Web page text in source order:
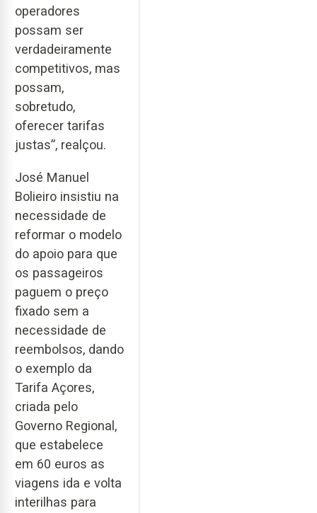
operadores
possam ser
verdadeiramente
competitivos, mas
possam,
sobretudo,
oferecer tarifas
justas”, realçou.
José Manuel
Bolieiro insistiu na
necessidade de
reformar o modelo
do apoio para que
os passageiros
paguem o preço
fixado sem a
necessidade de
reembolsos, dando
o exemplo da
Tarifa Açores,
criada pelo
Governo Regional,
que estabelece
em 60 euros as
viagens ida e volta
interilhas para